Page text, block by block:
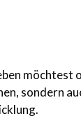
sondern